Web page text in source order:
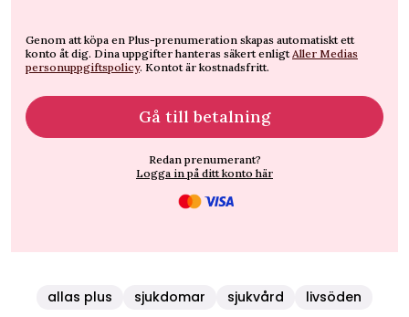
Genom att köpa en Plus-prenumeration skapas automatiskt ett
konto åt dig. Dina uppgifter hanteras säkert enligt Aller Medias
personuppgiftspolicy. Kontot är kostnadsfritt.
Gå till betalning
Redan prenumerant?
Logga in på ditt konto här
allas plus sjukdomar sjukvård livsöden